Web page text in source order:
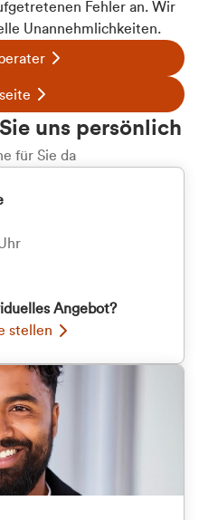
Fehler an. Wir
Unannehmlichkeiten.
uns persönlich
für Sie da
Angebot?
stellen